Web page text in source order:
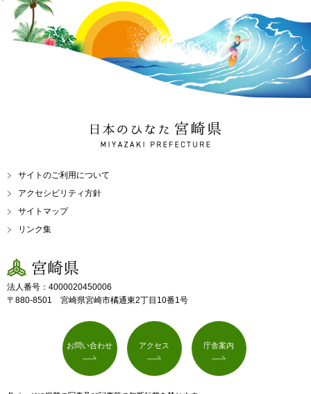
日本のひなた 宮崎県
MIYAZAKI PREFECTURE
サイトのご利用について
アクセシビリティ方針
サイトマップ
リンク集
宮崎県
法人番号：4000020450006
〒880-8501 宮崎県宮崎市橘通東2丁目10番1号
お問い合わせ アクセス 庁舎案内